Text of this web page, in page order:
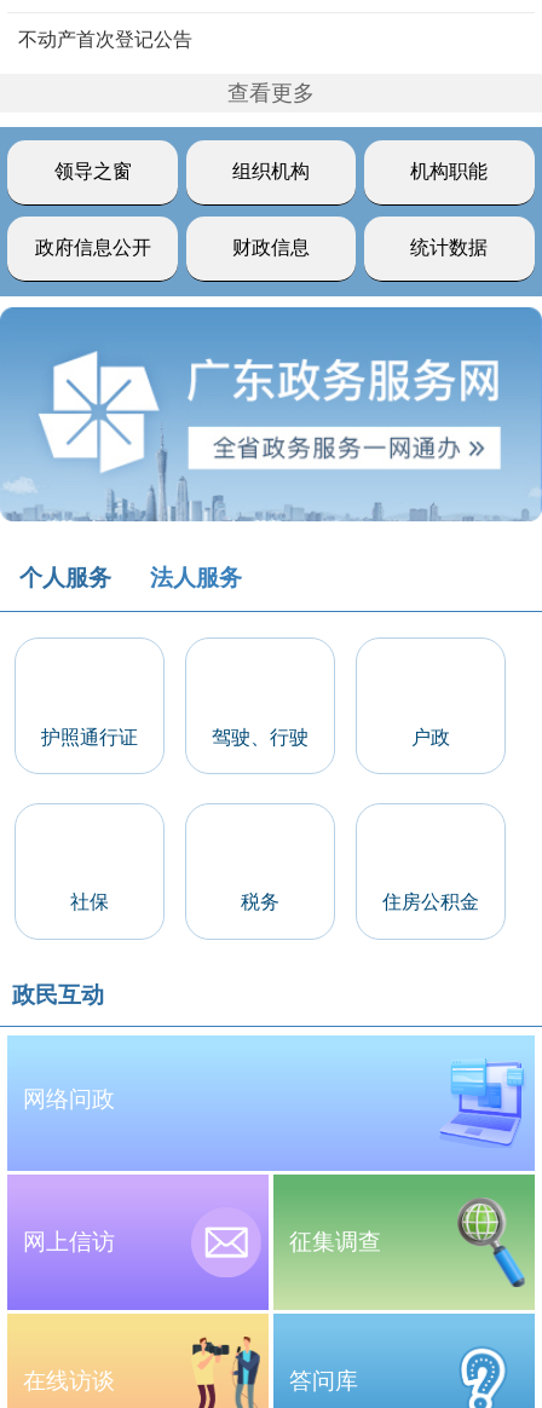
不动产首次登记公告
查看更多
领导之窗 组织机构 机构职能
政府信息公开 财政信息 统计数据
个人服务 法人服务
护照通行证 驾驶、行驶 户政
社保 税务 住房公积金
政民互动
网络问政
网上信访 征集调查
在线访谈 答问库